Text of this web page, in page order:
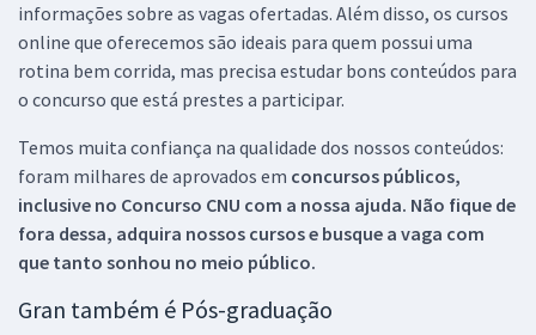
informações sobre as vagas ofertadas. Além disso, os cursos
online que oferecemos são ideais para quem possui uma
rotina bem corrida, mas precisa estudar bons conteúdos para
o concurso que está prestes a participar.
Temos muita confiança na qualidade dos nossos conteúdos:
foram milhares de aprovados em concursos públicos,
inclusive no Concurso CNU com a nossa ajuda. Não fique de
fora dessa, adquira nossos cursos e busque a vaga com
que tanto sonhou no meio público.
Gran também é Pós-graduação